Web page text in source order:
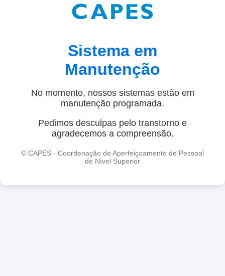
Sistema em
Manutenção
No momento, nossos sistemas estão em
manutenção programada.
Pedimos desculpas pelo transtorno e
agradecemos a compreensão.
© CAPES - Coordenação de Aperfeiçoamento de Pessoal
de Nível Superior